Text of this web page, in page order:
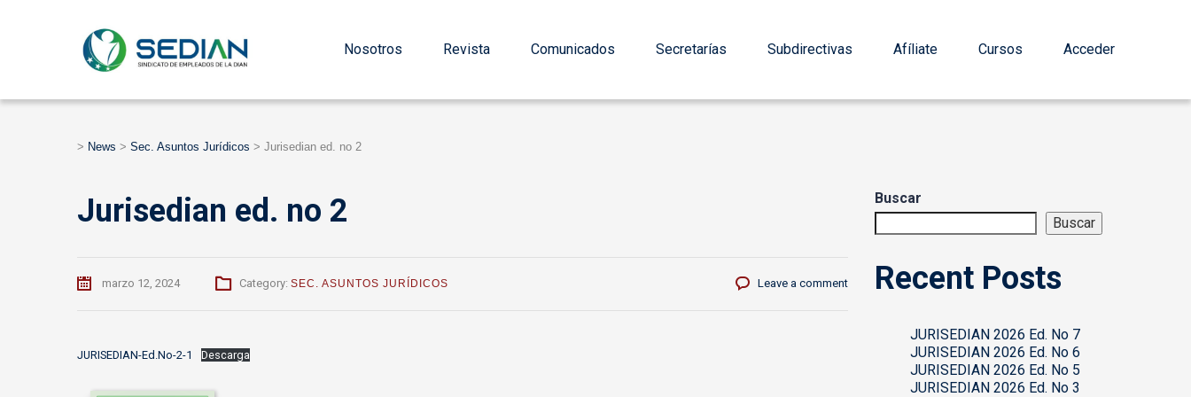
Nosotros Revista Comunicados Secretarías Subdirectivas Afíliate Cursos Acceder
> News > Sec. Asuntos Jurídicos > Jurisedian ed. no 2
Jurisedian ed. no 2
marzo 12, 2024 Category: SEC. ASUNTOS JURÍDICOS Leave a comment
JURISEDIAN-Ed.No-2-1 Descarga
Buscar
Buscar
Recent Posts
JURISEDIAN 2026 Ed. No 7
JURISEDIAN 2026 Ed. No 6
JURISEDIAN 2026 Ed. No 5
JURISEDIAN 2026 Ed. No 3